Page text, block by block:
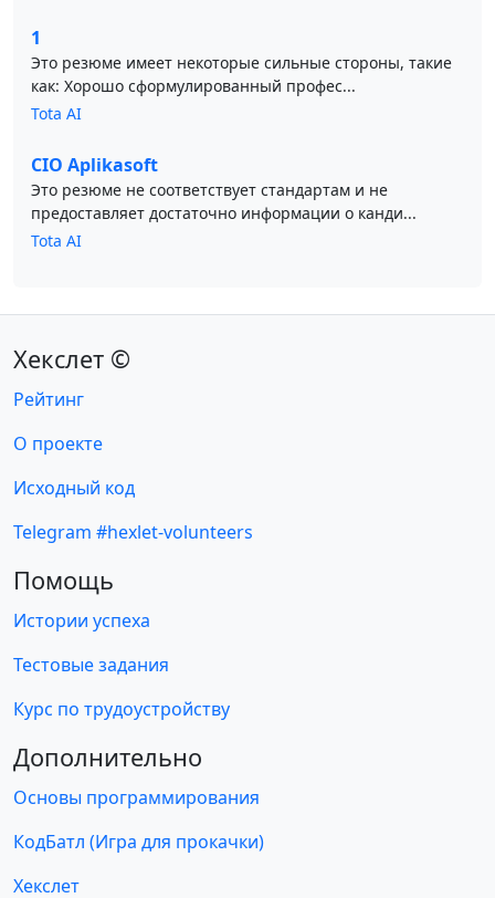
1
Это резюме имеет некоторые сильные стороны, такие
как: Хорошо сформулированный профес...
Tota AI
CIO Aplikasoft
Это резюме не соответствует стандартам и не
предоставляет достаточно информации о канди...
Tota AI
Хекслет ©
Рейтинг
О проекте
Исходный код
Telegram #hexlet-volunteers
Помощь
Истории успеха
Тестовые задания
Курс по трудоустройству
Дополнительно
Основы программирования
КодБатл (Игра для прокачки)
Хекслет